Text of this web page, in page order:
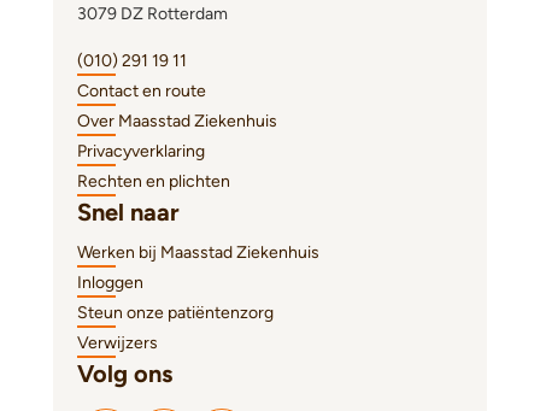
3079 DZ Rotterdam
(010) 291 19 11
Contact en route
Over Maasstad Ziekenhuis
Privacyverklaring
Rechten en plichten
Snel naar
Werken bij Maasstad Ziekenhuis
Inloggen
Steun onze patiëntenzorg
Verwijzers
Volg ons